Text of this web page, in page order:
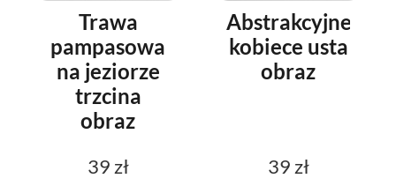
Trawa
pampasowa
na jeziorze
trzcina
obraz
39 zł
Abstrakcyjne
kobiece usta
obraz
39 zł